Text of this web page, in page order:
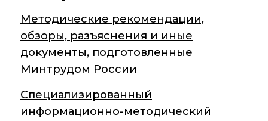
Подразделения
Ученый совет ИОХ
Диссертационные
Методические рекомендации,
обзоры, разъяснения и иные
документы, подготовленные
Минтрудом России
Специализированный
информационно-методический